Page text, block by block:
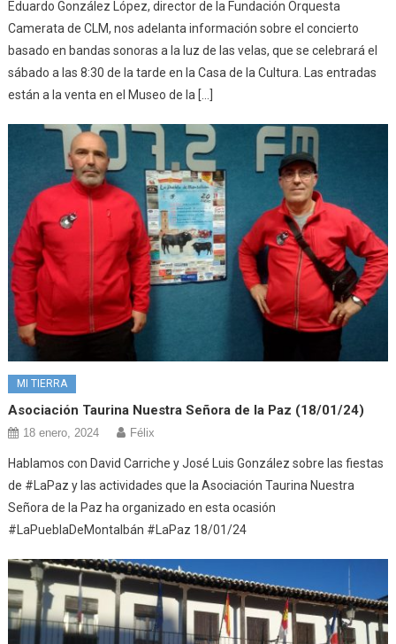
Eduardo González López, director de la Fundación Orquesta
Camerata de CLM, nos adelanta información sobre el concierto
basado en bandas sonoras a la luz de las velas, que se celebrará el
sábado a las 8:30 de la tarde en la Casa de la Cultura. Las entradas
están a la venta en el Museo de la […]
MI TIERRA
Asociación Taurina Nuestra Señora de la Paz (18/01/24)
18 enero, 2024 Félix
Hablamos con David Carriche y José Luis González sobre las fiestas
de #LaPaz y las actividades que la Asociación Taurina Nuestra
Señora de la Paz ha organizado en esta ocasión
#LaPueblaDeMontalbán #LaPaz 18/01/24